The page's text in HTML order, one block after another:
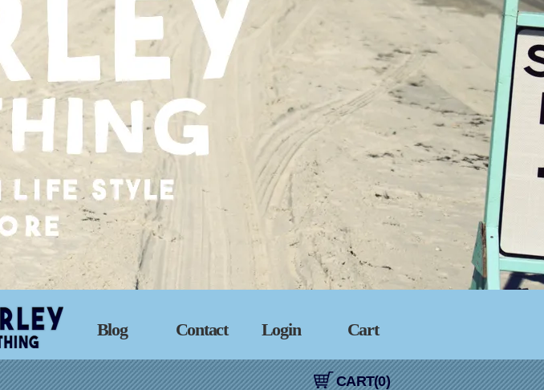
Blog Contact Login Cart
CART(0)